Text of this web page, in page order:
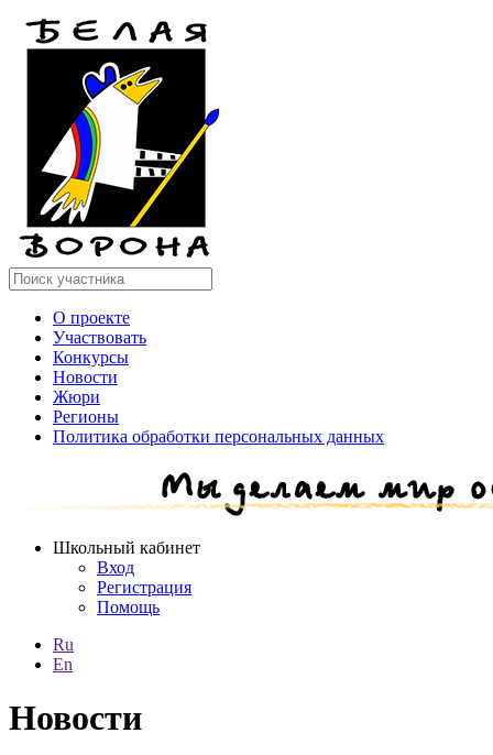
О проекте
Участвовать
Конкурсы
Новости
Жюри
Регионы
Политика обработки персональных данных
Школьный кабинет
Вход
Регистрация
Помощь
Ru
En
Новости